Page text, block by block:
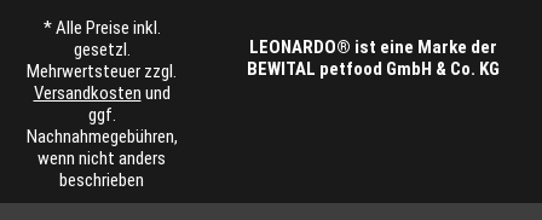
* Alle Preise inkl.
gesetzl.
Mehrwertsteuer zzgl.
Versandkosten und
ggf.
Nachnahmegebühren,
wenn nicht anders
beschrieben
LEONARDO® ist eine Marke der
BEWITAL petfood GmbH & Co. KG